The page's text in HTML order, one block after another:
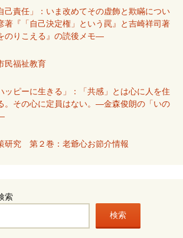
己責任」：いま改めてその虚飾と欺瞞につい
『「自己決定権」という罠』と吉崎祥司著
のりこえる』の読後メモ―
民福祉教育
ッピーに生きる」：「共感」とは心に人を住
。その心に定員はない。―金森俊朗の「いの
研究 第２巻：老爺心お節介情報
索
検索